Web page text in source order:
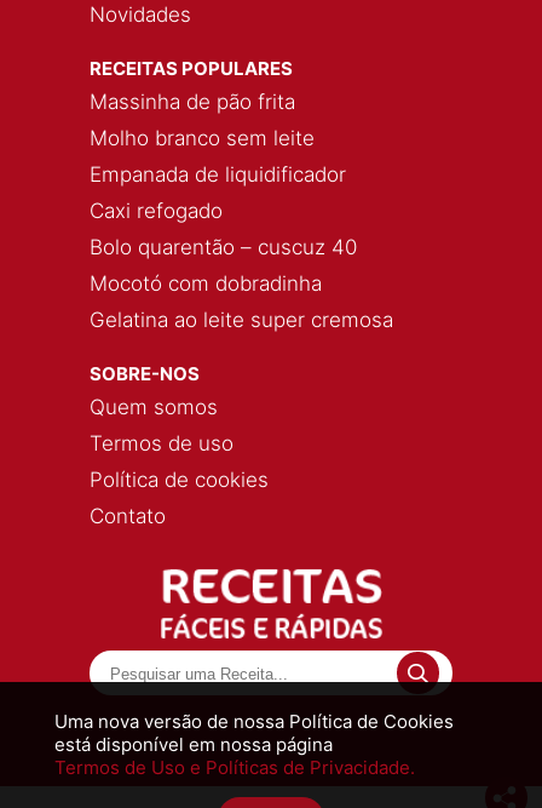
Uma nova versão de nossa Política de Cookies
está disponível em nossa página
Termos de Uso e Políticas de Privacidade.
Novidades
RECEITAS POPULARES
Massinha de pão frita
Molho branco sem leite
Empanada de liquidificador
Caxi refogado
Bolo quarentão – cuscuz 40
Mocotó com dobradinha
Gelatina ao leite super cremosa
SOBRE-NOS
Quem somos
Termos de uso
Política de cookies
Contato